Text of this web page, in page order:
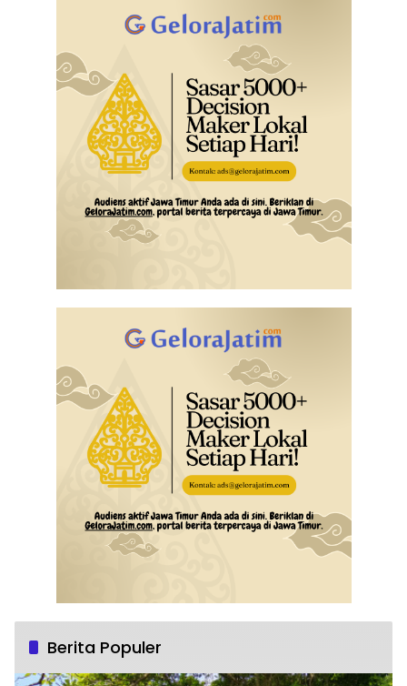
Berita Populer